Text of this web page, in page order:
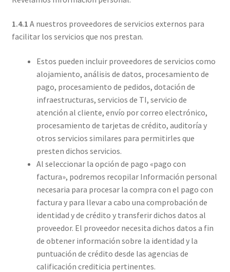
1.4.1 A nuestros proveedores de servicios externos para
facilitar los servicios que nos prestan.
Estos pueden incluir proveedores de servicios como
alojamiento, análisis de datos, procesamiento de
pago, procesamiento de pedidos, dotación de
infraestructuras, servicios de TI, servicio de
atención al cliente, envío por correo electrónico,
procesamiento de tarjetas de crédito, auditoría y
otros servicios similares para permitirles que
presten dichos servicios.
Al seleccionar la opción de pago «pago con
factura», podremos recopilar Información personal
necesaria para procesar la compra con el pago con
factura y para llevar a cabo una comprobación de
identidad y de crédito y transferir dichos datos al
proveedor. El proveedor necesita dichos datos a fin
de obtener información sobre la identidad y la
puntuación de crédito desde las agencias de
calificación crediticia pertinentes.